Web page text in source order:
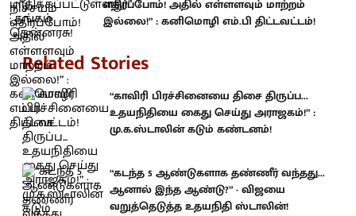
எதிர்ப்போம்! அதில் எள்ளளவும் மாற்றம்
இல்லை!” : கனிமொழி எம்.பி திட்டவட்டம்!
Related Stories
“காவிரி பிரச்சினையை திசை திருப்ப...
உதயநிதியை கைது செய்து அராஜகம்!” :
மு.க.ஸ்டாலின் கடும் கண்டனம்!
“கடந்த 5 ஆண்டுகளாக தண்ணீர் வந்தது...
ஆனால் இந்த ஆண்டு?” - விஜயை
வறுத்தெடுத்த உதயநிதி ஸ்டாலின்!